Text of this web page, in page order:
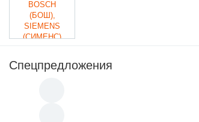
Спецпредложения